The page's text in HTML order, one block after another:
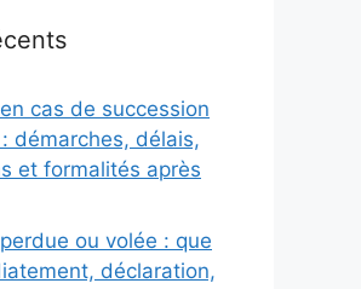
cas de succession
démarches, délais,
et formalités après
ou volée : que
déclaration,